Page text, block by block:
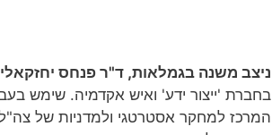
ניצב משנה בגמלאות, ד"ר פנחס יחזקאלי
בחברת 'ייצור ידע' ואיש אקדמיה. שימש
המרכז למחקר אסטרטגי ולמדניות של